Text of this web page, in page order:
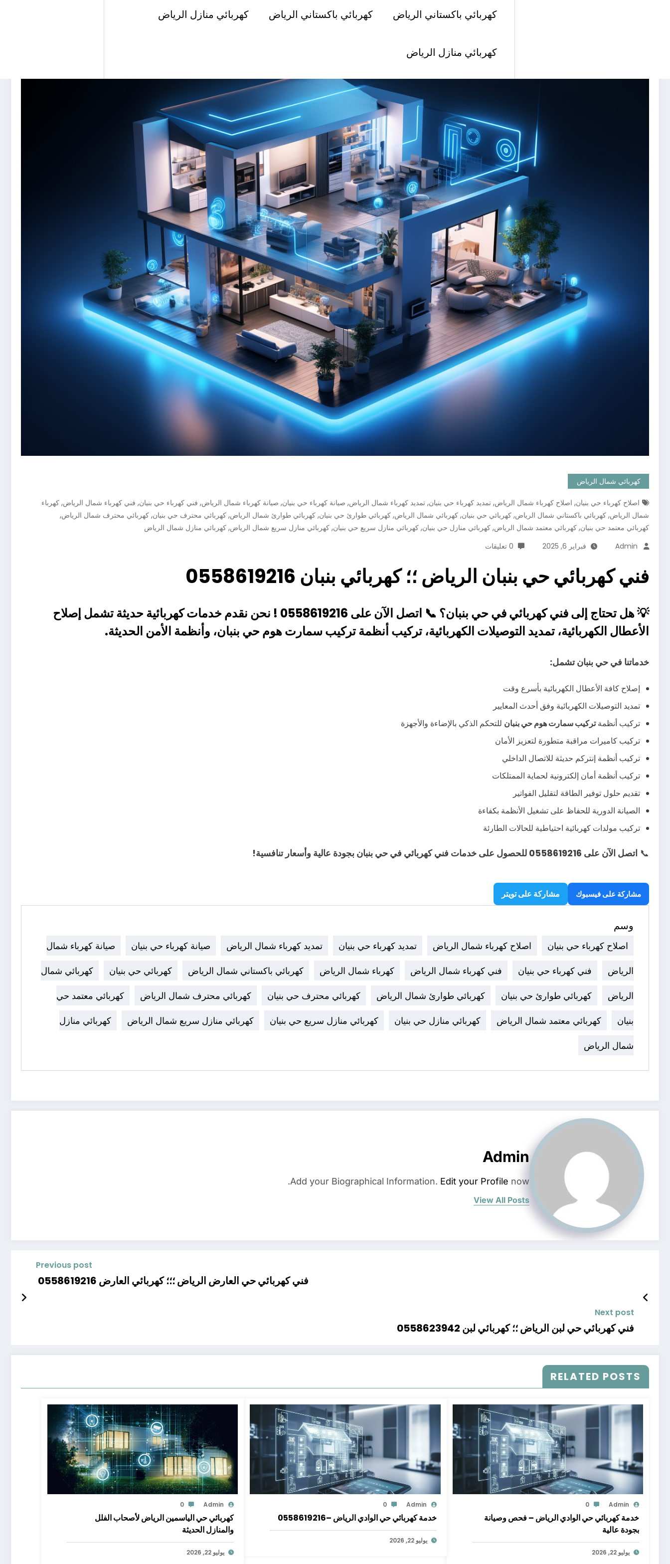
كهربائي باكستاني الرياض كهربائي باكستاني الرياض كهربائي منازل الرياض
كهربائي منازل الرياض
كهربائي شمال الرياض
اصلاح كهرباء حي بنيان, اصلاح كهرباء شمال الرياض, تمديد كهرباء حي بنيان, تمديد كهرباء شمال الرياض, صيانة كهرباء حي بنيان, صيانة كهرباء شمال الرياض, فني كهرباء حي بنيان, فني كهرباء شمال الرياض, كهرباء
شمال الرياض, كهربائي باكستاني شمال الرياض, كهربائي حي بنيان, كهربائي شمال الرياض, كهربائي طوارئ حي بنيان, كهربائي طوارئ شمال الرياض, كهربائي محترف حي بنيان, كهربائي محترف شمال الرياض,
كهربائي معتمد حي بنيان, كهربائي معتمد شمال الرياض, كهربائي منازل حي بنيان, كهربائي منازل سريع حي بنيان, كهربائي منازل سريع شمال الرياض, كهربائي منازل شمال الرياض
Admin
فبراير 6, 2025 0 تعليقات
فني كهربائي حي بنبان الرياض ؛؛ كهربائي بنبان 0558619216
💡هل تحتاج إلى فني كهربائي في حي بنبان؟ 📞 اتصل الآن على 0558619216 ! نحن نقدم خدمات كهربائية حديثةتشمل إصلاح
الأعطال الكهربائية، تمديد التوصيلات الكهربائية، تركيب أنظمة تركيب سمارت هوم حي بنبان، وأنظمة الأمن الحديثة.
خدماتنا في حي بنبان تشمل:
إصلاح كافة الأعطال الكهربائية بأسرع وقت
تمديد التوصيلات الكهربائية وفق أحدث المعايير
تركيب أنظمةتركيب سمارت هوم حي بنبان للتحكم الذكي بالإضاءة والأجهزة
تركيب كاميرات مراقبة متطورة لتعزيز الأمان
تركيب أنظمة إنتركم حديثة للاتصال الداخلي
تركيب أنظمة أمان إلكترونية لحماية الممتلكات
تقديم حلول توفير الطاقة لتقليل الفواتير
الصيانة الدورية للحفاظ على تشغيل الأنظمة بكفاءة
تركيب مولدات كهربائية احتياطية للحالات الطارئة
📞 اتصل الآن على 0558619216 للحصول على خدمات فني كهربائي في حي بنبان بجودة عالية وأسعار تنافسية!
مشاركة على فيسبوك مشاركة على تويتر
وسم
اصلاح كهرباء حي بنيان اصلاح كهرباء شمال الرياض تمديد كهرباء حي بنيان تمديد كهرباء شمال الرياض صيانة كهرباء حي بنيان
صيانة كهرباء شمال
الرياض
فني كهرباء حي بنيان فني كهرباء شمال الرياض كهرباء شمال الرياض كهربائي باكستاني شمال الرياض كهربائي حي بنيان
كهربائي شمال
الرياض
كهربائي طوارئ حي بنيان كهربائي طوارئ شمال الرياض كهربائي محترف حي بنيان كهربائي محترف شمال الرياض
كهربائي معتمد حي
بنيان
كهربائي معتمد شمال الرياض كهربائي منازل حي بنيان كهربائي منازل سريع حي بنيان كهربائي منازل سريع شمال الرياض
كهربائي منازل
شمال الرياض
Admin
Add your Biographical Information. Edit your Profile now.
View All Posts
Previous post
فني كهربائي حي العارض الرياض ؛؛؛ كهربائي العارض 0558619216
Next post
فني كهربائي حي لبن الرياض ؛؛ كهربائي لبن 0558623942
RELATED POSTS
Admin
0
خدمة كهربائي حي الوادي الرياض – فحص وصيانة
بجودة عالية
يوليو 22, 2026
Admin
0
خدمة كهربائي حي الوادي الرياض –0558619216
يوليو 22, 2026
Admin
0
كهربائي حي الياسمين الرياض لأصحاب الفلل
والمنازل الحديثة
يوليو 22, 2026